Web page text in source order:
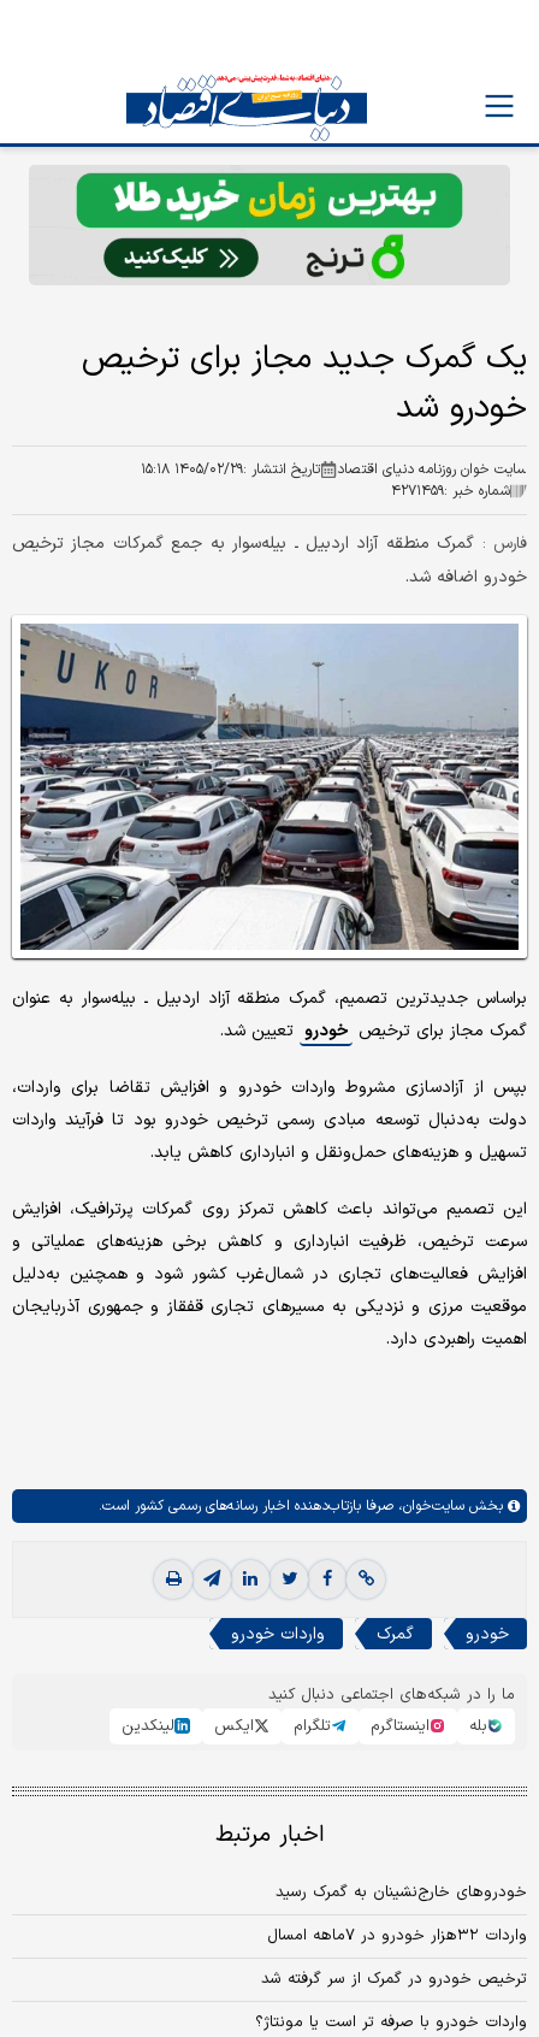
یک گمرک جدید مجاز برای ترخیص
خودرو شد
سایت خوان روزنامه دنیای اقتصاد تاریخ انتشار :۱۴۰۵/۰۲/۲۹ ۱۵:۱۸
شماره خبر :۴۲۷۱۴۵۹
فارس : گمرک منطقه آزاد اردبیل ـ بیله‌سوار به جمع گمرکات مجاز ترخیص
خودرو اضافه شد.
براساس جدیدترین تصمیم، گمرک منطقه آزاد اردبیل ـ بیله‌سوار به عنوان
گمرک مجاز برای ترخیص خودرو تعیین شد.
بپس از آزادسازی مشروط واردات خودرو و افزایش تقاضا برای واردات،
دولت به‌دنبال توسعه مبادی رسمی ترخیص خودرو بود تا فرآیند واردات
تسهیل و هزینه‌های حمل‌ونقل و انبارداری کاهش یابد.
این تصمیم می‌تواند باعث کاهش تمرکز روی گمرکات پرترافیک، افزایش
سرعت ترخیص، ظرفیت انبارداری و کاهش برخی هزینه‌های عملیاتی و
افزایش فعالیت‌های تجاری در شمال‌غرب کشور شود و همچنین به‌دلیل
موقعیت مرزی و نزدیکی به مسیرهای تجاری قفقاز و جمهوری آذربایجان
اهمیت راهبردی دارد.
بخش سایت‌خوان، صرفا بازتاب‌دهنده اخبار رسانه‌های رسمی کشور است.
خودرو گمرک واردات خودرو
ما را در شبکه‌های اجتماعی دنبال کنید
بله
اینستاگرم تلگرام ایکس لینکدین
اخبار مرتبط
خودروهای خارج‌نشینان به گمرک رسید
واردات ۳۲‌هزار خودرو در ۷ماهه امسال
ترخیص خودرو در گمرک از سر گرفته شد
واردات خودرو با صرفه تر است یا مونتاژ؟